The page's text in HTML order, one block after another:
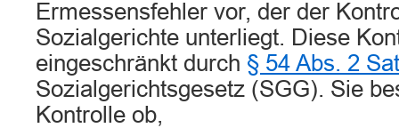
Ermessensfehler vor, der der
Sozialgerichte unterliegt. Diese
eingeschränkt durch § 54 Abs. 2
Sozialgerichtsgesetz (SGG). Sie
Kontrolle ob,